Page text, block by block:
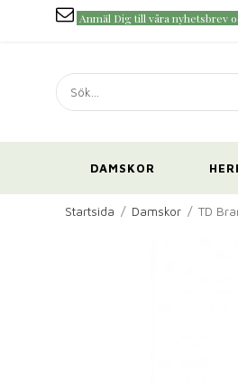
Anmäl Dig till våra nyhetsbrev
DAMSKOR
Startsida / Damskor / TD